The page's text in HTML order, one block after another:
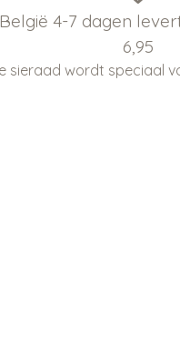
België 4-7 dagen
6,95
sieraad wordt speciaal